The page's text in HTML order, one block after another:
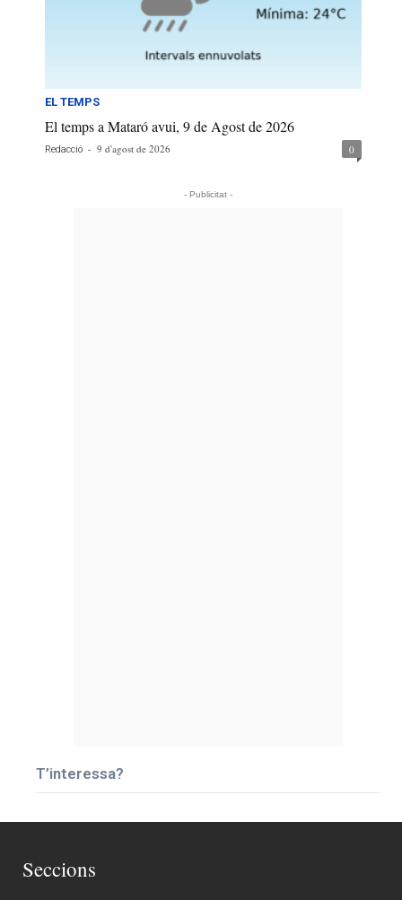
EL TEMPS
El temps a Mataró avui, 9 de Agost de 2026
Redacció - 9 d'agost de 2026 0
- Publicitat -
T’interessa?
Seccions